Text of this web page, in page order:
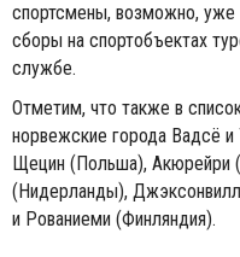
спортсмены, возможно, уже
сборы на спортобъектах
службе.
Отметим, что также в
норвежские города Вадсё
Щецин (Польша), Акюрейри
(Нидерланды),
и Рованиеми (Финляндия).